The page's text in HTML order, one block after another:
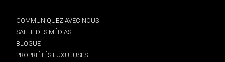
COMMUNIQUEZ AVEC NOUS
SALLE DES MÉDIAS
BLOGUE
PROPRIÉTÉS LUXUEUSES